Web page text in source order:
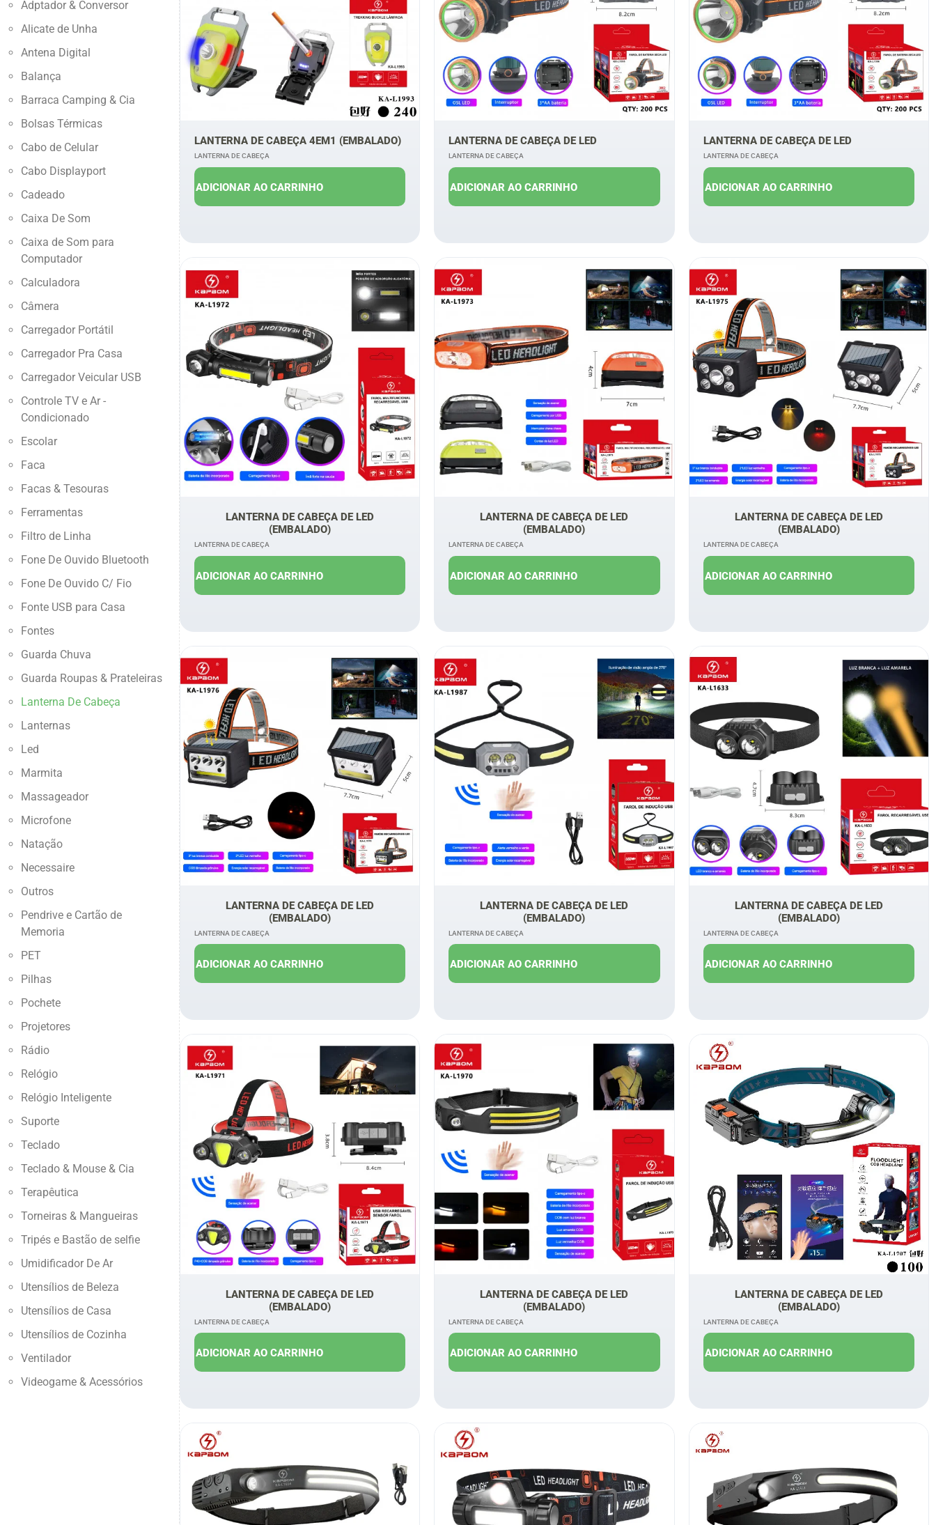
Adptador & Conversor
Alicate de Unha
Antena Digital
Balança
Barraca Camping & Cia
Bolsas Térmicas
Cabo de Celular
Cabo Displayport
Cadeado
Caixa De Som
Caixa de Som para
Computador
Calculadora
Câmera
Carregador Portátil
Carregador Pra Casa
Carregador Veicular USB
Controle TV e Ar -
Condicionado
Escolar
Faca
Facas & Tesouras
Ferramentas
Filtro de Linha
Fone De Ouvido Bluetooth
Fone De Ouvido C/ Fio
Fonte USB para Casa
Fontes
Guarda Chuva
Guarda Roupas & Prateleiras
Lanterna De Cabeça
Lanternas
Led
Marmita
Massageador
Microfone
Natação
Necessaire
Outros
Pendrive e Cartão de
Memoria
PET
Pilhas
Pochete
Projetores
Rádio
Relógio
Relógio Inteligente
Suporte
Teclado
Teclado & Mouse & Cia
Terapêutica
Torneiras & Mangueiras
Tripés e Bastão de selfie
Umidificador De Ar
Utensílios de Beleza
Utensílios de Casa
Utensílios de Cozinha
Ventilador
Videogame & Acessórios
LANTERNA DE CABEÇA 4EM1 (EMBALADO)
LANTERNA DE CABEÇA
ADICIONAR AO CARRINHO
LANTERNA DE CABEÇA DE LED
LANTERNA DE CABEÇA
ADICIONAR AO CARRINHO
LANTERNA DE CABEÇA DE LED
LANTERNA DE CABEÇA
ADICIONAR AO CARRINHO
LANTERNA DE CABEÇA DE LED
(EMBALADO)
LANTERNA DE CABEÇA
ADICIONAR AO CARRINHO
LANTERNA DE CABEÇA DE LED
(EMBALADO)
LANTERNA DE CABEÇA
ADICIONAR AO CARRINHO
LANTERNA DE CABEÇA DE LED
(EMBALADO)
LANTERNA DE CABEÇA
ADICIONAR AO CARRINHO
LANTERNA DE CABEÇA DE LED
(EMBALADO)
LANTERNA DE CABEÇA
ADICIONAR AO CARRINHO
LANTERNA DE CABEÇA DE LED
(EMBALADO)
LANTERNA DE CABEÇA
ADICIONAR AO CARRINHO
LANTERNA DE CABEÇA DE LED
(EMBALADO)
LANTERNA DE CABEÇA
ADICIONAR AO CARRINHO
LANTERNA DE CABEÇA DE LED
(EMBALADO)
LANTERNA DE CABEÇA
ADICIONAR AO CARRINHO
LANTERNA DE CABEÇA DE LED
(EMBALADO)
LANTERNA DE CABEÇA
ADICIONAR AO CARRINHO
LANTERNA DE CABEÇA DE LED
(EMBALADO)
LANTERNA DE CABEÇA
ADICIONAR AO CARRINHO